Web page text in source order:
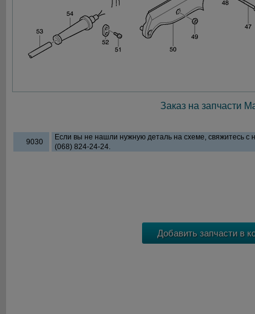
Заказ на запчасти
9030
Если вы не нашли нужную деталь на схеме, свяжитесь с
(068) 824-24-24.